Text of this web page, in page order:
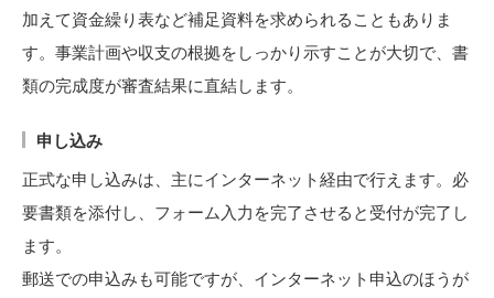
加えて資金繰り表など補足資料を求められることもありま
す。事業計画や収支の根拠をしっかり示すことが大切で、書
類の完成度が審査結果に直結します。
申し込み
正式な申し込みは、主にインターネット経由で行えます。必
要書類を添付し、フォーム入力を完了させると受付が完了し
ます。
郵送での申込みも可能ですが、インターネット申込のほうが